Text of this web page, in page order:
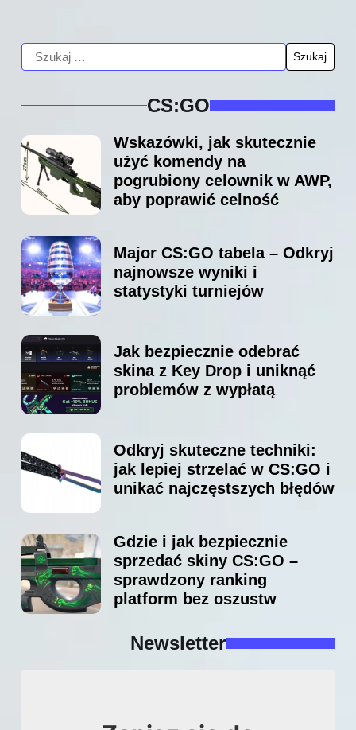
CS:GO
Wskazówki, jak skutecznie
użyć komendy na
pogrubiony celownik w AWP,
aby poprawić celność
Major CS:GO tabela – Odkryj
najnowsze wyniki i
statystyki turniejów
Jak bezpiecznie odebrać
skina z Key Drop i uniknąć
problemów z wypłatą
Odkryj skuteczne techniki:
jak lepiej strzelać w CS:GO i
unikać najczęstszych błędów
Gdzie i jak bezpiecznie
sprzedać skiny CS:GO –
sprawdzony ranking
platform bez oszustw
Newsletter